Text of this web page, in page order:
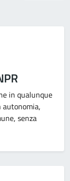
in qualunque
senza